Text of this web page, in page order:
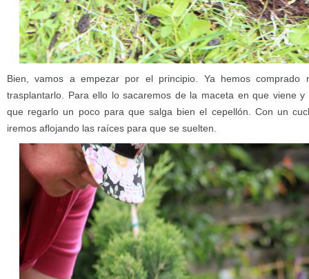
Bien, vamos a empezar por el principio. Ya hemos comprado
trasplantarlo. Para ello lo sacaremos de la maceta en que viene y
que regarlo un poco para que salga bien el cepellón. Con un
iremos aflojando las raíces para que se suelten.